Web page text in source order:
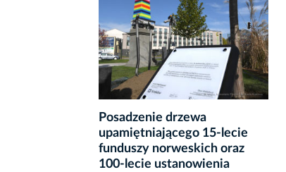
Posadzenie drzewa
upamiętniającego 15-lecie
funduszy norweskich oraz
100-lecie ustanowienia